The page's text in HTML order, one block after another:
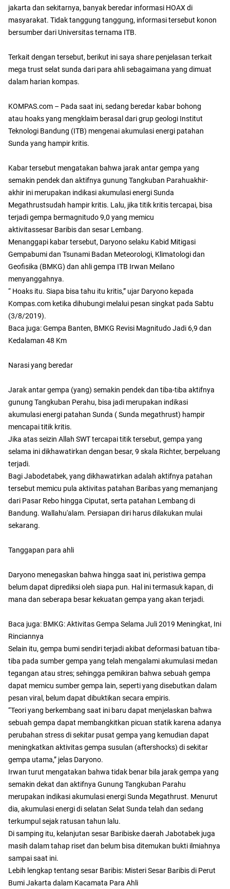
jakarta dan sekitarnya, banyak beredar informasi HOAX di
masyarakat. Tidak tanggung tanggung, informasi tersebut konon
bersumber dari Universitas ternama ITB.
Terkait dengan tersebut, berikut ini saya share penjelasan terkait
mega trust selat sunda dari para ahli sebagaimana yang dimuat
dalam harian kompas.
KOMPAS.com – Pada saat ini, sedang beredar kabar bohong
atau hoaks yang mengklaim berasal dari grup geologi Institut
Teknologi Bandung (ITB) mengenai akumulasi energi patahan
Sunda yang hampir kritis.
Kabar tersebut mengatakan bahwa jarak antar gempa yang
semakin pendek dan aktifnya gunung Tangkuban Parahuakhir-
akhir ini merupakan indikasi akumulasi energi Sunda
Megathrustsudah hampir kritis. Lalu, jika titik kritis tercapai, bisa
terjadi gempa bermagnitudo 9,0 yang memicu
aktivitassesar Baribis dan sesar Lembang.
Menanggapi kabar tersebut, Daryono selaku Kabid Mitigasi
Gempabumi dan Tsunami Badan Meteorologi, Klimatologi dan
Geofisika (BMKG) dan ahli gempa ITB Irwan Meilano
menyanggahnya.
“ Hoaks itu. Siapa bisa tahu itu kritis,” ujar Daryono kepada
Kompas.com ketika dihubungi melalui pesan singkat pada Sabtu
(3/8/2019).
Baca juga: Gempa Banten, BMKG Revisi Magnitudo Jadi 6,9 dan
Kedalaman 48 Km
Narasi yang beredar
Jarak antar gempa (yang) semakin pendek dan tiba-tiba aktifnya
gunung Tangkuban Perahu, bisa jadi merupakan indikasi
akumulasi energi patahan Sunda ( Sunda megathrust) hampir
mencapai titik kritis.
Jika atas seizin Allah SWT tercapai titik tersebut, gempa yang
selama ini dikhawatirkan dengan besar, 9 skala Richter, berpeluang
terjadi.
Bagi Jabodetabek, yang dikhawatirkan adalah aktifnya patahan
tersebut memicu pula aktivitas patahan Baribas yang memanjang
dari Pasar Rebo hingga Ciputat, serta patahan Lembang di
Bandung. Wallahu'alam. Persiapan diri harus dilakukan mulai
sekarang.
Tanggapan para ahli
Daryono menegaskan bahwa hingga saat ini, peristiwa gempa
belum dapat diprediksi oleh siapa pun. Hal ini termasuk kapan, di
mana dan seberapa besar kekuatan gempa yang akan terjadi.
Baca juga: BMKG: Aktivitas Gempa Selama Juli 2019 Meningkat, Ini
Rinciannya
Selain itu, gempa bumi sendiri terjadi akibat deformasi batuan tiba-
tiba pada sumber gempa yang telah mengalami akumulasi medan
tegangan atau stres; sehingga pemikiran bahwa sebuah gempa
dapat memicu sumber gempa lain, seperti yang disebutkan dalam
pesan viral, belum dapat dibuktikan secara empiris.
“Teori yang berkembang saat ini baru dapat menjelaskan bahwa
sebuah gempa dapat membangkitkan picuan statik karena adanya
perubahan stress di sekitar pusat gempa yang kemudian dapat
meningkatkan aktivitas gempa susulan (aftershocks) di sekitar
gempa utama,” jelas Daryono.
Irwan turut mengatakan bahwa tidak benar bila jarak gempa yang
semakin dekat dan aktifnya Gunung Tangkuban Parahu
merupakan indikasi akumulasi energi Sunda Megathrust. Menurut
dia, akumulasi energi di selatan Selat Sunda telah dan sedang
terkumpul sejak ratusan tahun lalu.
Di samping itu, kelanjutan sesar Baribiske daerah Jabotabek juga
masih dalam tahap riset dan belum bisa ditemukan bukti ilmiahnya
sampai saat ini.
Lebih lengkap tentang sesar Baribis: Misteri Sesar Baribis di Perut
Bumi Jakarta dalam Kacamata Para Ahli